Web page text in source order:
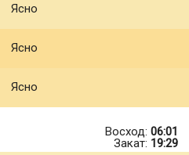
Ясно
Ясно
Ясно
Восход: 06:01
Закат: 19:29